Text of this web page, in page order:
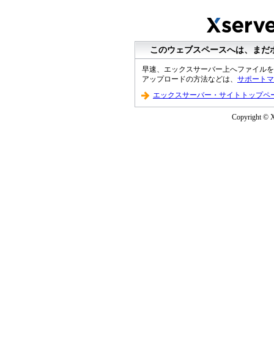
このウェブスペースへは、ま
早速、エックスサーバー上へファイル
アップロードの方法などは、 サポート
エックスサーバー・サイトトップペ
Copyright ©